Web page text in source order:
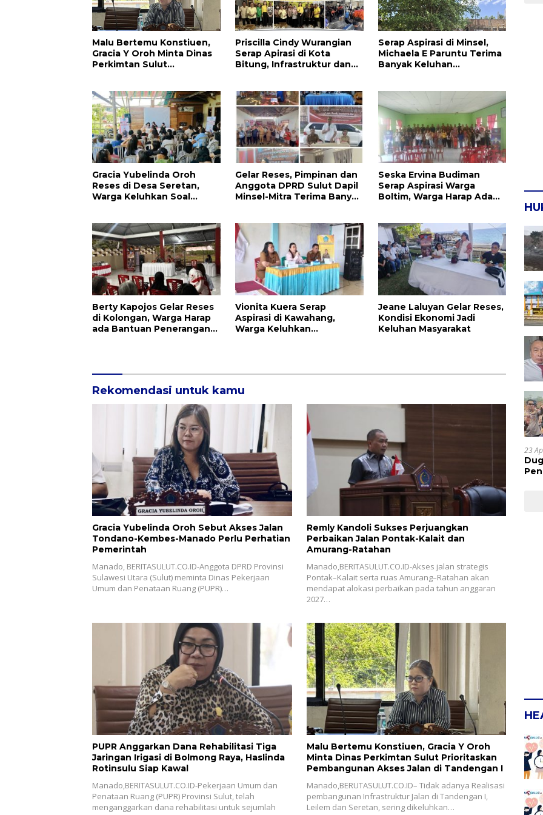
Malu Bertemu Konstiuen,
Gracia Y Oroh Minta Dinas
Perkimtan Sulut
Priscilla Cindy Wurangian
Serap Apirasi di Kota
Bitung, Infrastruktur dan
Warga
Serap Aspirasi di Minsel,
Michaela E Paruntu Terima
Banyak Keluhan
Gracia Yubelinda Oroh
Reses di Desa Seretan,
Warga Keluhkan Soal
Gelar Reses, Pimpinan dan
Anggota DPRD Sulut Dapil
Minsel-Mitra Terima Banyak
Seska Ervina Budiman
Serap Aspirasi Warga
Boltim, Warga Harap Ada
Berty Kapojos Gelar Reses
di Kolongan, Warga Harap
ada Bantuan Penerangan
Vionita Kuera Serap
Aspirasi di Kawahang,
Warga Keluhkan
Jeane Laluyan Gelar Reses,
Kondisi Ekonomi Jadi
Keluhan Masyarakat
Rekomendasi untuk kamu
Gracia Yubelinda Oroh Sebut Akses Jalan
Tondano-Kembes-Manado Perlu Perhatian
Pemerintah
Manado, BERITASULUT.CO.ID-Anggota DPRD Provinsi
Sulawesi Utara (Sulut) meminta Dinas Pekerjaan
Umum dan Penataan Ruang (PUPR)…
Remly Kandoli Sukses Perjuangkan
Perbaikan Jalan Pontak-Kalait dan
Amurang-Ratahan
Manado,BERITASULUT.CO.ID-Akses jalan strategis
Pontak–Kalait serta ruas Amurang–Ratahan akan
mendapat alokasi perbaikan pada tahun anggaran
2027…
PUPR Anggarkan Dana Rehabilitasi Tiga
Jaringan Irigasi di Bolmong Raya, Haslinda
Rotinsulu Siap Kawal
Manado,BERITASULUT.CO.ID-Pekerjaan Umum dan
Penataan Ruang (PUPR) Provinsi Sulut, telah
menganggarkan dana rehabilitasi untuk sejumlah
Malu Bertemu Konstiuen, Gracia Y Oroh
Minta Dinas Perkimtan Sulut Prioritaskan
Pembangunan Akses Jalan di Tandengan I
Manado,BERUTASULUT.CO.ID– Tidak adanya Realisasi
pembangunan Infrastruktur Jalan di Tandengan I,
Leilem dan Seretan, sering dikeluhkan…
23